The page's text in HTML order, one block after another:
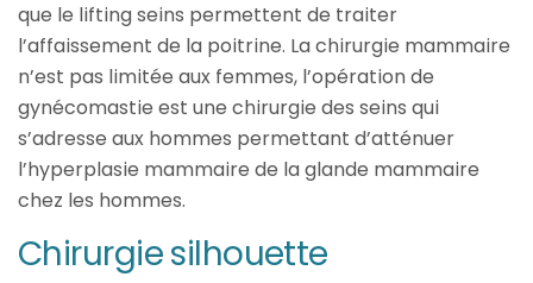
que le lifting seins permettent de traiter
l’affaissement de la poitrine. La chirurgie mammaire
n’est pas limitée aux femmes, l’opération de
gynécomastie est une chirurgie des seins qui
s’adresse aux hommes permettant d’atténuer
l’hyperplasie mammaire de la glande mammaire
chez les hommes.
Chirurgie silhouette